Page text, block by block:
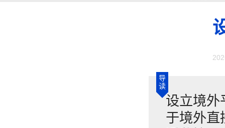
导
读
设立境外
于境外直